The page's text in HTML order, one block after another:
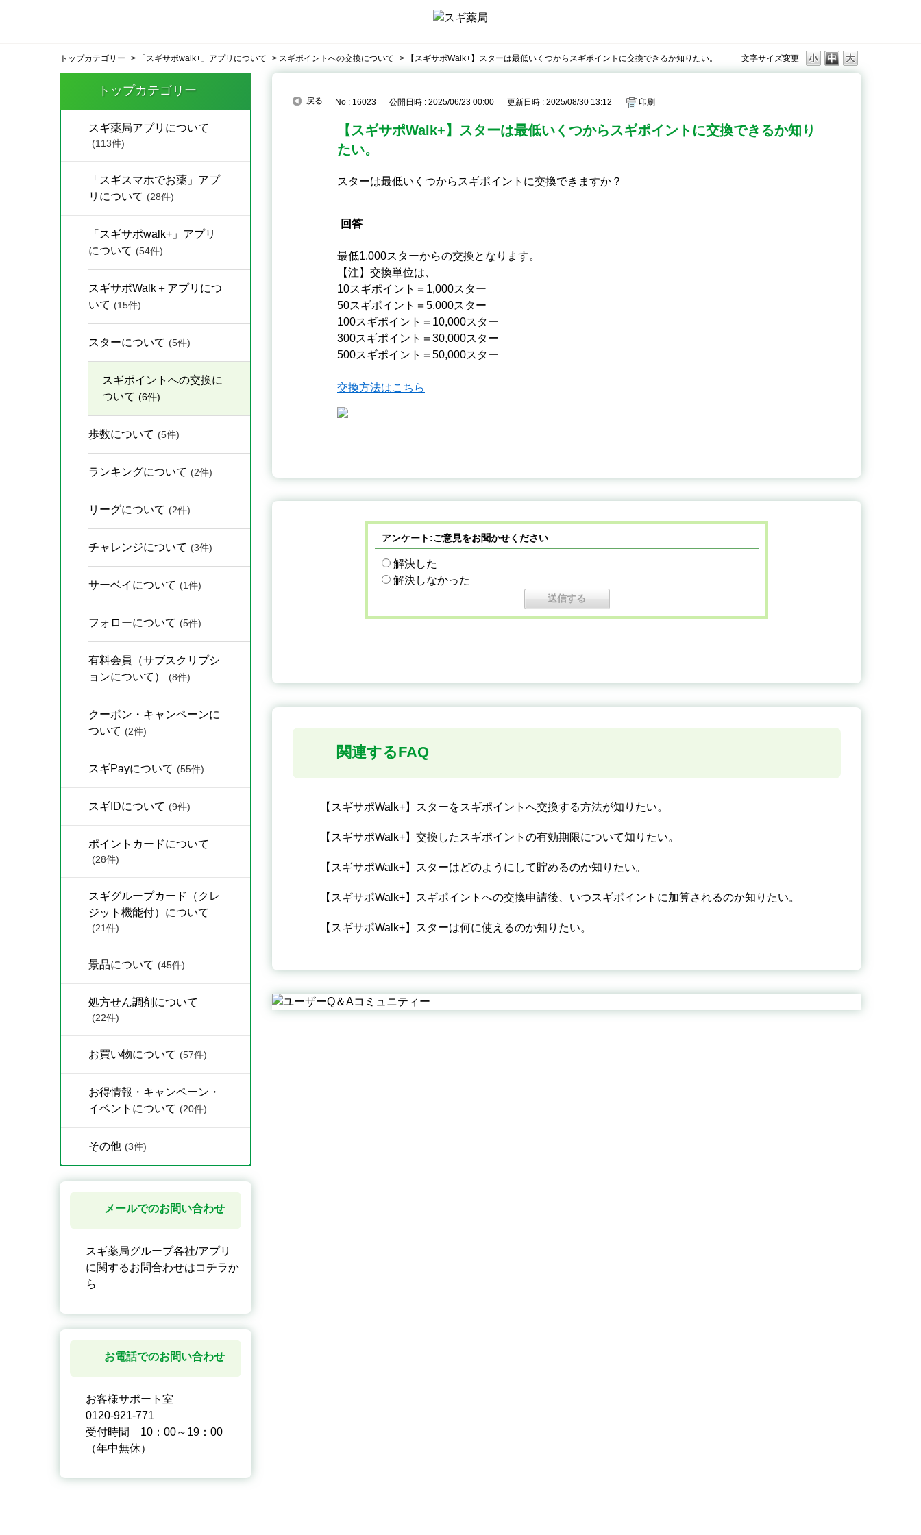
文字サイズ変更
トップカテゴリー > 「スギサポwalk+」アプリについて > スギポイントへの交換について > 【スギサポWalk+】スターは最低いくつからスギポイントに交換できるか知りたい。
トップカテゴリー
スギ薬局アプリについて
(113件)
「スギスマホでお薬」アプ
リについて (28件)
「スギサポwalk+」アプリ
について (54件)
スギサポWalk＋アプリにつ
いて (15件)
スターについて (5件)
スギポイントへの交換に
ついて (6件)
歩数について (5件)
ランキングについて (2件)
リーグについて (2件)
チャレンジについて (3件)
サーベイについて (1件)
フォローについて (5件)
有料会員（サブスクリプシ
ョンについて）
(8件)
クーポン・キャンペーンに
ついて (2件)
スギPayについて (55件)
スギIDについて (9件)
ポイントカードについて
(28件)
スギグループカード（クレ
ジット機能付）について
(21件)
景品について (45件)
処方せん調剤について
(22件)
お買い物について (57件)
お得情報・キャンペーン・
イベントについて (20件)
その他 (3件)
メールでのお問い合わせ
スギ薬局グループ各社/アプリ
に関するお問合わせはコチラか
ら
お電話でのお問い合わせ
お客様サポート室
0120-921-771
受付時間 10：00～19：00
（年中無休）
戻る No : 16023 公開日時 : 2025/06/23 00:00 更新日時 : 2025/08/30 13:12 印刷
【スギサポWalk+】スターは最低いくつからスギポイントに交換できるか知り
たい。
スターは最低いくつからスギポイントに交換できますか？
回答
最低1.000スターからの交換となります。
【注】交換単位は、
10スギポイント＝1,000スター
50スギポイント＝5,000スター
100スギポイント＝10,000スター
300スギポイント＝30,000スター
500スギポイント＝50,000スター
交換方法はこちら
アンケート:ご意見をお聞かせください
解決した
解決しなかった
関連するFAQ
【スギサポWalk+】スターをスギポイントへ交換する方法が知りたい。
【スギサポWalk+】交換したスギポイントの有効期限について知りたい。
【スギサポWalk+】スターはどのようにして貯めるのか知りたい。
【スギサポWalk+】スギポイントへの交換申請後、いつスギポイントに加算されるのか知りたい。
【スギサポWalk+】スターは何に使えるのか知りたい。